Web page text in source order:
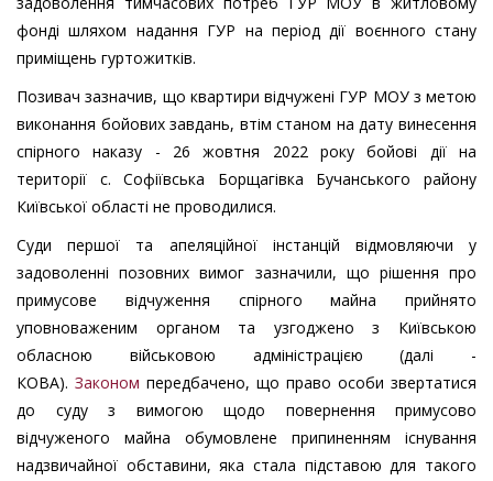
фонді шляхом надання ГУР на період дії воєнного стану
приміщень гуртожитків.
Позивач зазначив, що квартири відчужені ГУР МОУ з метою
виконання бойових завдань, втім станом на дату винесення
спірного наказу - 26 жовтня 2022 року бойові дії на
території с. Софіївська Борщагівка Бучанського району
Київської області не проводилися.
Суди першої та апеляційної інстанцій відмовляючи у
задоволенні позовних вимог зазначили, що рішення про
примусове відчуження спірного майна прийнято
уповноваженим органом та узгоджено з Київською
обласною військовою адміністрацією (далі -
КОВА). Законом передбачено, що право особи звертатися
до суду з вимогою щодо повернення примусово
відчуженого майна обумовлене припиненням існування
надзвичайної обставини, яка стала підставою для такого